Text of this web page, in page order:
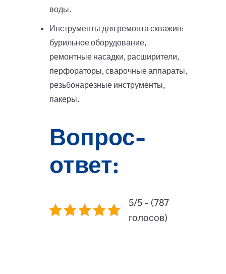
воды.
Инструменты для ремонта скважин:
бурильное оборудование,
ремонтные насадки, расширители,
перфораторы, сварочные аппараты,
резьбонарезные инструменты,
пакеры.
Вопрос-
ответ:
5/5 - (787
голосов)